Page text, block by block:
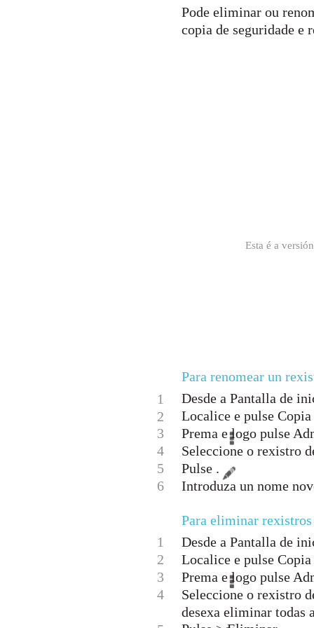
Pode eliminar ou
copia de seguridade e
Esta é a
Para renomear un
1
Desde a Pantalla de
2
Localice e pulse Copia
3
Prema e logo pulse
4
Seleccione o rexistro
5
Pulse .
6
Introduza un nome
Para eliminar
1
Desde a Pantalla de
2
Localice e pulse Copia
3
Prema e logo pulse
4
Seleccione o rexistro
desexa eliminar todas